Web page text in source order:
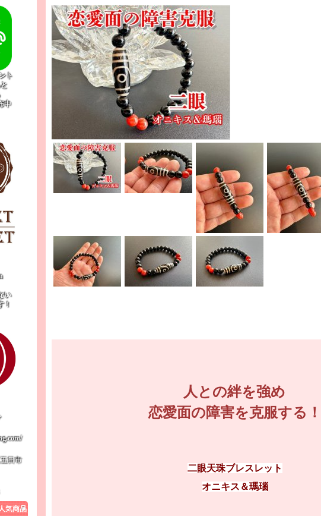
ト
中
い
！
日市
気商品
人との絆を強め
恋愛面の障害を克服する！
二眼天珠ブレスレット
オニキス＆瑪瑙